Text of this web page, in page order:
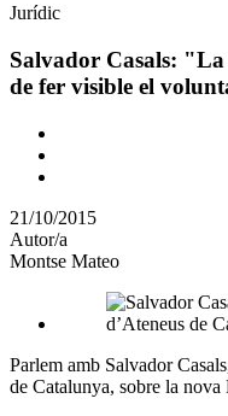
Àmbit
la
notícia
Jurídic
Salvador Casals:
de fer visible el
Comparteix
altres
xarxes
socials
21/10/2015
Autor/a
Montse Mateo
Parlem amb Salvador
de Catalunya, sobre la